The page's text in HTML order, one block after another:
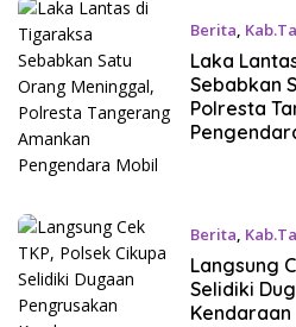
Berita,
2026
Laka
Sebabkan
Polresta
Berita,
2026
Langsung
Selidiki
Kendaraan